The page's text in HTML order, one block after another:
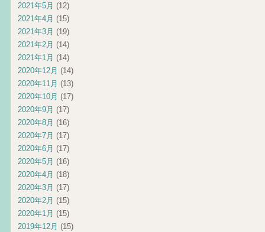
2021年5月 (12)
2021年4月 (15)
2021年3月 (19)
2021年2月 (14)
2021年1月 (14)
2020年12月 (14)
2020年11月 (13)
2020年10月 (17)
2020年9月 (17)
2020年8月 (16)
2020年7月 (17)
2020年6月 (17)
2020年5月 (16)
2020年4月 (18)
2020年3月 (17)
2020年2月 (15)
2020年1月 (15)
2019年12月 (15)